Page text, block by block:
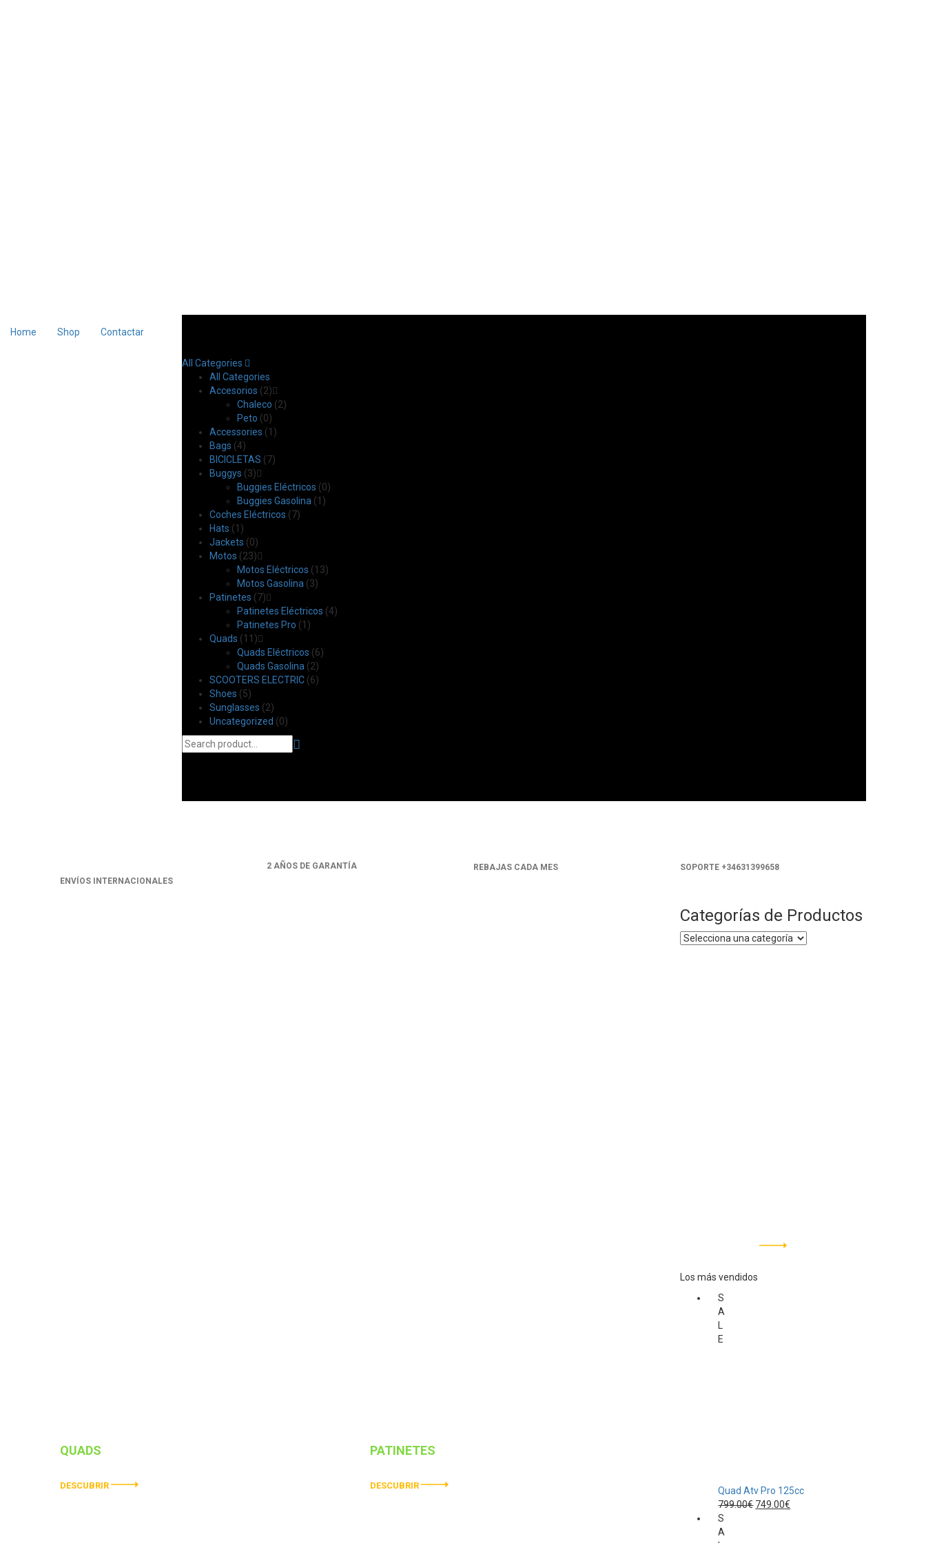
Home Shop Contactar
All Categories
All Categories
Accesorios (2)
Chaleco (2)
Peto (0)
Accessories (1)
Bags (4)
BICICLETAS (7)
Buggys (3)
Buggies Eléctricos (0)
Buggies Gasolina (1)
Coches Eléctricos (7)
Hats (1)
Jackets (0)
Motos (23)
Motos Eléctricos (13)
Motos Gasolina (3)
Patinetes (7)
Patinetes Eléctricos (4)
Patinetes Pro (1)
Quads (11)
Quads Eléctricos (6)
Quads Gasolina (2)
SCOOTERS ELECTRIC (6)
Shoes (5)
Sunglasses (2)
Uncategorized (0)
ENVÍOS INTERNACIONALES
2 AÑOS DE GARANTÍA REBAJAS CADA MES SOPORTE +34631399658
QUADS
DESCUBRIR
PATINETES
DESCUBRIR
Categorías de Productos
Los más vendidos
S
A
E
Quad Atv Pro 125cc
799.00€ El
749.00€
S
A